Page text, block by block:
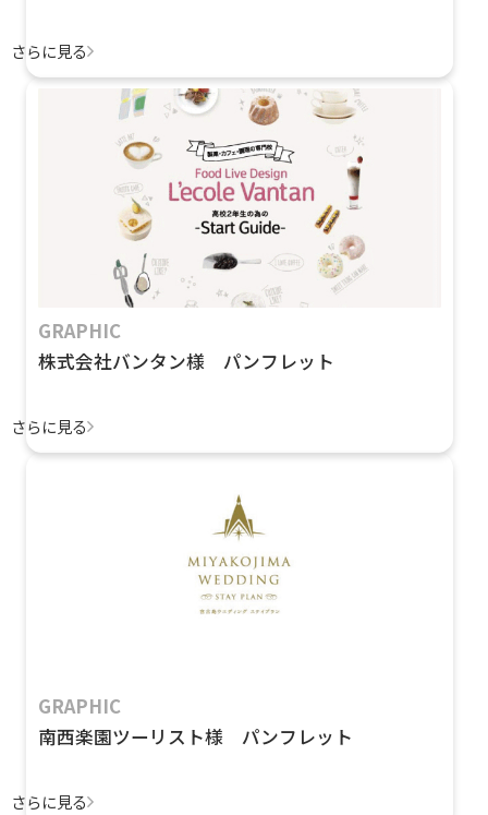
さらに見る
GRAPHIC
株式会社バンタン様 パンフレット
さらに見る
GRAPHIC
南西楽園ツーリスト様 パンフレット
さらに見る